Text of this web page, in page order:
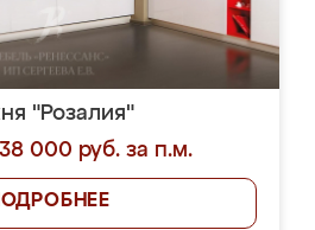
"Розалия"
000 руб. за п.м.